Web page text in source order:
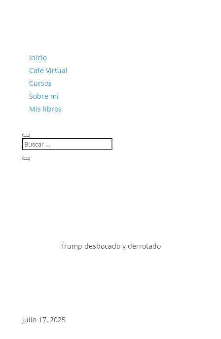
Inicio
Café Virtual
Cursos
Sobre mí
Mis libros
Trump desbocado y derrotado
julio 17, 2025